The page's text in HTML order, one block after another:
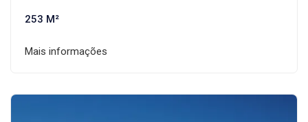
253 M²
Mais informações